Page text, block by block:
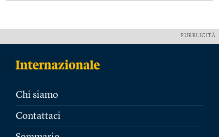
PUBBLICITÀ
Chi siamo
Contattaci